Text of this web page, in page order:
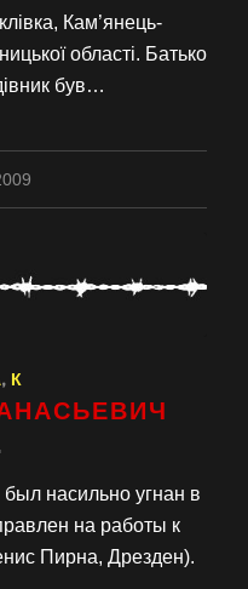
Кам’янець-
області. Батько
був…
, К
насильно угнан в
на работы к
Пирна, Дрезден).